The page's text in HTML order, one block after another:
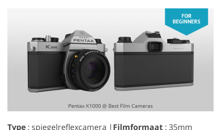
Type : spiegelreflexcamera | Filmformaat : 35mm